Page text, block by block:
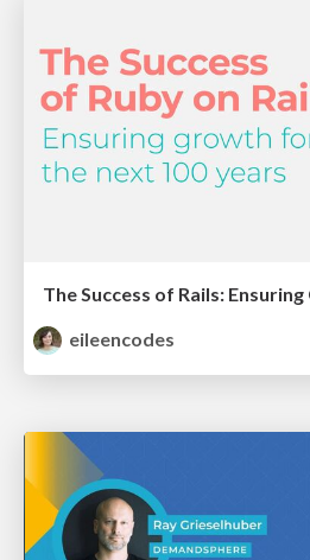
eileencodes